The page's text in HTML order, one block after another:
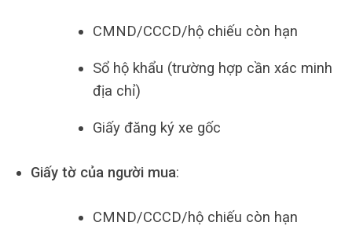
CMND/CCCD/hộ chiếu còn hạn
Sổ hộ khẩu (trường hợp cần xác minh
địa chỉ)
Giấy đăng ký xe gốc
Giấy tờ của người mua:
CMND/CCCD/hộ chiếu còn hạn